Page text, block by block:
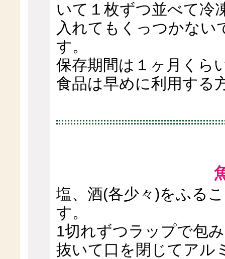
いて１枚ずつ並べて冷
入れてもくっつかない
す。
保存期間は１ヶ月くら
食品は早めに利用する
塩、酒(各少々)をふる
す。
1切れずつラップで包
抜いて口を閉じてアル